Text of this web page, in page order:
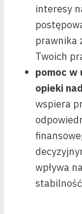
interesy
prawnika
Twoich
pomoc w
opieki
wspiera
wpływa